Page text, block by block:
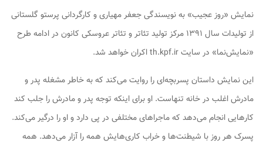
نمایش «روز عجیب» به نویسندگی جعفر مهیاری و کارگردانی پرستو گلستانی
از تولیدات سال ۱۳۹۱ مرکز تولید تئاتر و تئاتر عروسکی کانون در ادامه‌ طرح
«نمایش‌نما» در سایت th.kpf.ir اکران خواهد شد.
این نمایش داستان پسربچه‌ای را روایت می‌کند که به خاطر مشغله‌ پدر و
مادرش اغلب در خانه تنهاست. او برای اینکه توجه پدر و مادرش را جلب کند
کارهایی انجام می‌دهد که ماجراهای مختلفی در پی دارد و او را درگیر می‌کند.
پسرک هر روز با شیطنت‌ها و خراب کاری‌هایش همه را آزار می‌دهد. همه